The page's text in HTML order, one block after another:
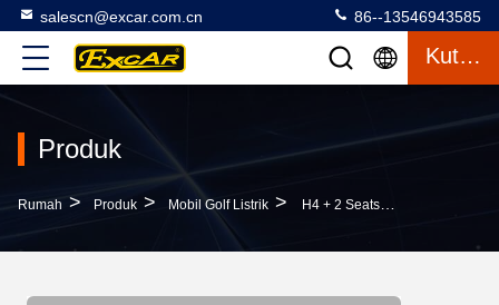
salescn@excar.com.cn 86--13546943585
Kutipan
Produk
Rumah > Produk > Mobil Golf Listrik > H4 + 2 Seats Green Energy Desain Baru Golf Hunting Mobil Golf Listrik Mobil Berkualitas Tinggi Harga Baik Untuk Dijual